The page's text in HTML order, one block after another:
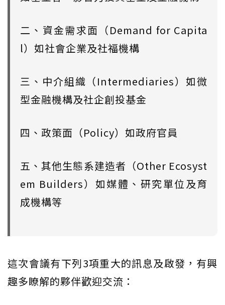
二、資金需求面（Demand for Capita
l）如社會企業及社福機構
三、中介組織（Intermediaries）如微
型金融機構及社企創投基金
四、政策面（Policy）如政府官員
五、其他生態系建造者（Other Ecosyst
em Builders）如媒體、研究單位及育
成機構等
這次會議有下列3項重大的訊息及啟發，有興
趣多瞭解的夥伴歡迎交流：